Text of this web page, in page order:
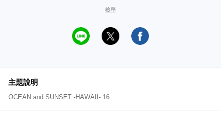
檢舉
主題說明
OCEAN and SUNSET -HAWAII- 16